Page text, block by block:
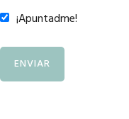
¡Apuntadme!